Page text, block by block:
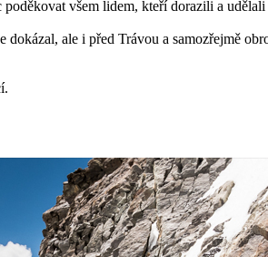
všem lidem, kteří dorazili a
ale i před Trávou a samozřejmě